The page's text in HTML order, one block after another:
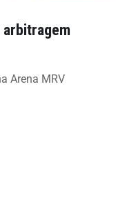
Arena MRV